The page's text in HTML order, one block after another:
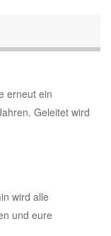
erneut ein
Geleitet wird
wird alle
und eure